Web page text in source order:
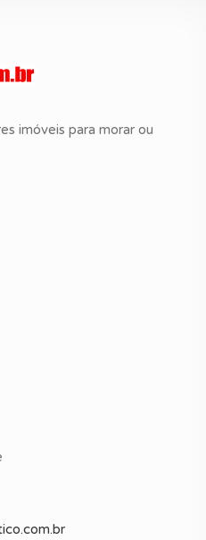
imóveis para morar ou